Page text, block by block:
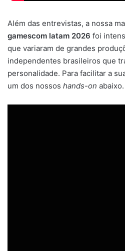
Além das entrevistas, a nossa
gamescom latam 2026 foi
que variaram de grandes
independentes brasileiros que
personalidade. Para facilitar a
um dos nossos hands-on abaixo.